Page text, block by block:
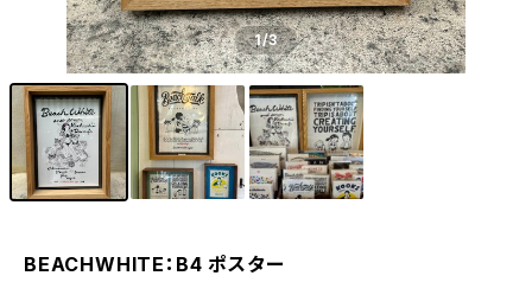
1/3
BEACHWHITE：B4 ポスター